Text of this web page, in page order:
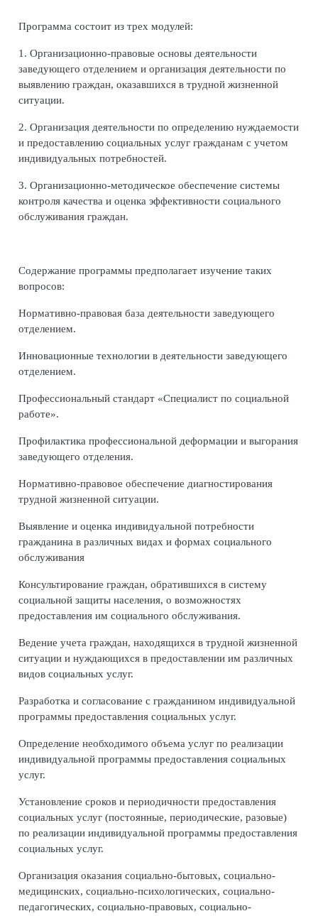
Программа состоит из трех модулей:
1. Организационно-правовые основы деятельности
заведующего отделением и организация деятельности по
выявлению граждан, оказавшихся в трудной жизненной
ситуации.
2. Организация деятельности по определению нуждаемости
и предоставлению социальных услуг гражданам с учетом
индивидуальных потребностей.
3. Организационно-методическое обеспечение системы
контроля качества и оценка эффективности социального
обслуживания граждан.
Содержание программы предполагает изучение таких
вопросов:
Нормативно-правовая база деятельности заведующего
отделением.
Инновационные технологии в деятельности заведующего
отделением.
Профессиональный стандарт «Специалист по социальной
работе».
Профилактика профессиональной деформации и выгорания
заведующего отделения.
Нормативно-правовое обеспечение диагностирования
трудной жизненной ситуации.
Выявление и оценка индивидуальной потребности
гражданина в различных видах и формах социального
обслуживания
Консультирование граждан, обратившихся в систему
социальной защиты населения, о возможностях
предоставления им социального обслуживания.
Ведение учета граждан, находящихся в трудной жизненной
ситуации и нуждающихся в предоставлении им различных
видов социальных услуг.
Разработка и согласование с гражданином индивидуальной
программы предоставления социальных услуг.
Определение необходимого объема услуг по реализации
индивидуальной программы предоставления социальных
услуг.
Установление сроков и периодичности предоставления
социальных услуг (постоянные, периодические, разовые)
по реализации индивидуальной программы предоставления
социальных услуг.
Организация оказания социально-бытовых, социально-
медицинских, социально-психологических, социально-
педагогических, социально-правовых, социально-